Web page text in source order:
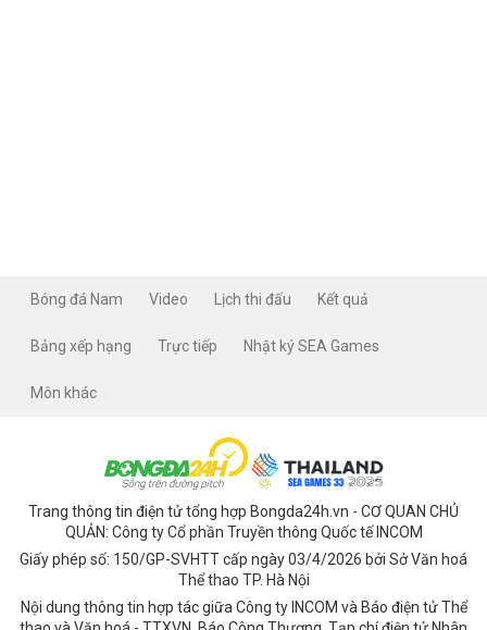
Bóng đá Nam Video Lịch thi đấu Kết quả
Bảng xếp hạng Trực tiếp Nhật ký SEA Games
Môn khác
Trang thông tin điện tử tổng hợp Bongda24h.vn - CƠ QUAN CHỦ
QUẢN: Công ty Cổ phần Truyền thông Quốc tế INCOM
Giấy phép số: 150/GP-SVHTT cấp ngày 03/4/2026 bởi Sở Văn hoá
Thể thao TP. Hà Nội
Nội dung thông tin hợp tác giữa Công ty INCOM và Báo điện tử Thể